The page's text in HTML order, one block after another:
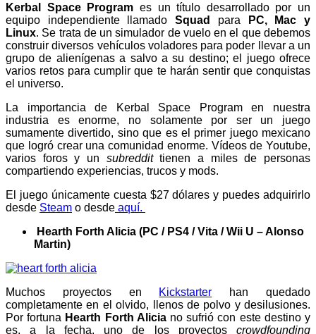
Kerbal Space Program es un título desarrollado por un
equipo independiente llamadoSquad para PC, Mac y
Linux. Se trata de un simulador de vuelo en el que debemos
construir diversos vehículos voladores para poder llevar a un
grupo de alienígenas a salvo a su destino; el juego ofrece
varios retos para cumplir que te harán sentir que conquistas
el universo.
La importancia de Kerbal Space Program en nuestra
industria es enorme, no solamente por ser un juego
sumamente divertido, sino que es el primer juego mexicano
que logró crear una comunidad enorme. Vídeos de Youtube,
varios foros y un subreddittienen a miles de personas
compartiendo experiencias, trucos y mods.
El juego únicamente cuesta $27 dólares y puedes adquirirlo
desde Steam o desde aquí.
Hearth Forth Alicia (PC / PS4 / Vita / Wii U – Alonso
Martin)
Muchos proyectos en Kickstarter han quedado
completamente en el olvido, llenos de polvo y desilusiones.
Por fortuna Hearth Forth Aliciano sufrió con este destino y
es, a la fecha, uno de los proyectos crowdfounding